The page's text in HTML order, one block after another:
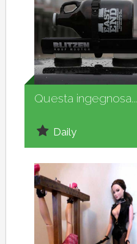
Questa ingegnosa...
Daily
Social